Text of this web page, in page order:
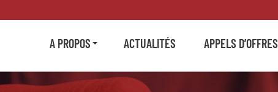
A PROPOS ACTUALITÉS APPELS D’OFFRES